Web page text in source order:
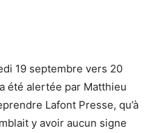
19 septembre vers 20
été alertée par Matthieu
Lafont Presse, qu’à
y avoir aucun signe